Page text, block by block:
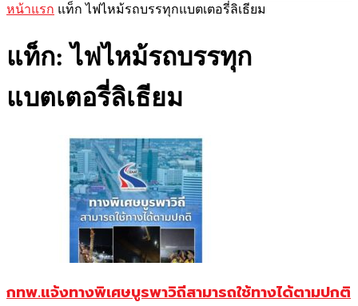
หน้าแรก แท็ก ไฟไหม้รถบรรทุกแบตเตอรี่ลิเธียม
แท็ก: ไฟไหม้รถบรรทุก
แบตเตอรี่ลิเธียม
กทพ.แจ้งทางพิเศษบูรพาวิถีสามารถใช้ทางได้ตามปกติ